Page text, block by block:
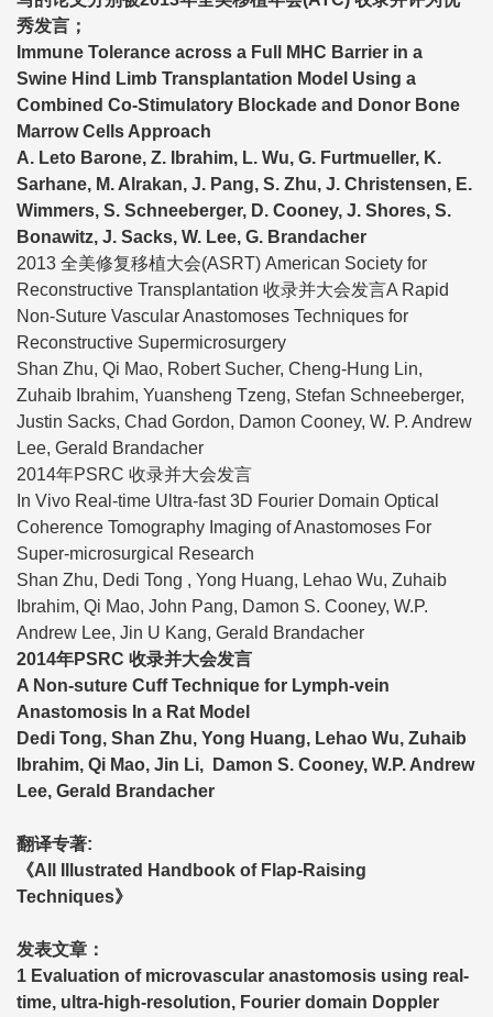
秀发言；
Immune Tolerance across a Full MHC Barrier in a
Swine Hind Limb Transplantation Model Using a
Combined Co-Stimulatory Blockade and Donor Bone
Marrow Cells Approach
A. Leto Barone, Z. Ibrahim, L. Wu, G. Furtmueller, K.
Sarhane, M. Alrakan, J. Pang, S. Zhu, J. Christensen, E.
Wimmers, S. Schneeberger, D. Cooney, J. Shores, S.
Bonawitz, J. Sacks, W. Lee, G. Brandacher
2013 全美修复移植大会(ASRT) American Society for
Reconstructive Transplantation 收录并大会发言A Rapid
Non-Suture Vascular Anastomoses Techniques for
Reconstructive Supermicrosurgery
Shan Zhu, Qi Mao, Robert Sucher, Cheng-Hung Lin,
Zuhaib Ibrahim, Yuansheng Tzeng, Stefan Schneeberger,
Justin Sacks, Chad Gordon, Damon Cooney, W. P. Andrew
Lee, Gerald Brandacher
2014年PSRC 收录并大会发言
In Vivo Real-time Ultra-fast 3D Fourier Domain Optical
Coherence Tomography Imaging of Anastomoses For
Super-microsurgical Research
Shan Zhu, Dedi Tong , Yong Huang, Lehao Wu, Zuhaib
Ibrahim, Qi Mao, John Pang, Damon S. Cooney, W.P.
Andrew Lee, Jin U Kang, Gerald Brandacher
2014年PSRC 收录并大会发言
A Non-suture Cuff Technique for Lymph-vein
Anastomosis In a Rat Model
Dedi Tong, Shan Zhu, Yong Huang, Lehao Wu, Zuhaib
Ibrahim, Qi Mao, Jin Li, Damon S. Cooney, W.P. Andrew
Lee, Gerald Brandacher
翻译专著:
《All Illustrated Handbook of Flap-Raising
Techniques》
发表文章：
1 Evaluation of microvascular anastomosis using real-
time, ultra-high-resolution, Fourier domain Doppler